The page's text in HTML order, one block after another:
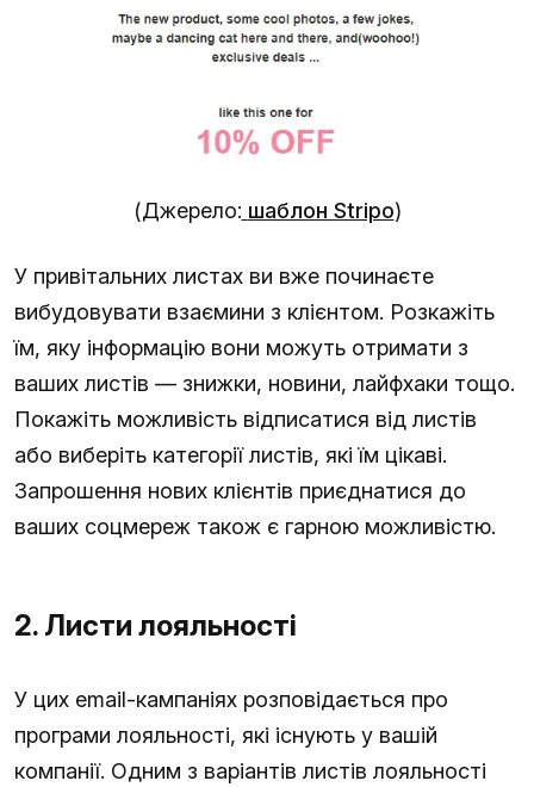
(Джерело: шаблон Stripo)
У привітальних листах ви вже починаєте
вибудовувати взаємини з клієнтом. Розкажіть
їм, яку інформацію вони можуть отримати з
ваших листів — знижки, новини, лайфхаки тощо.
Покажіть можливість відписатися від листів
або виберіть категорії листів, які їм цікаві.
Запрошення нових клієнтів приєднатися до
ваших соцмереж також є гарною можливістю.
2. Листи лояльності
У цих email-кампаніях розповідається про
програми лояльності, які існують у вашій
компанії. Одним з варіантів листів лояльності